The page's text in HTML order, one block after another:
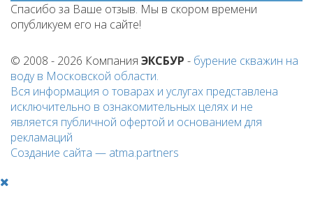
Спасибо за Ваше отзыв. Мы в скором времени
опубликуем его на сайте!
© 2008 - 2026 Компания ЭКСБУР - бурение скважин на
водув Московской области.
Вся информация о товарах и услугах представлена
исключительно в ознакомительных целях и не
является публичной офертой и основанием для
рекламаций
Создание сайта — atma.partners